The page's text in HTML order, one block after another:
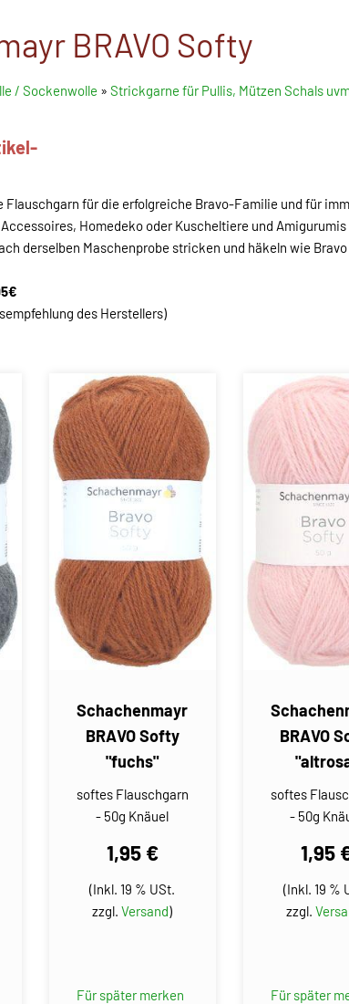
BRAVO Softy
/ Sockenwolle » Strickgarne für Pullis, Mützen Schals
Flauschgarn für die erfolgreiche Bravo-Familie und für
Homedeko oder Kuscheltiere und
derselben Maschenprobe stricken und häkeln wie
des Herstellers)
Schachenmayr
BRAVO Softy
"fuchs"
softes Flauschgarn
- 50g Knäuel
1,95 €
(Inkl. 19 % USt.
zzgl.Versand)
Für später merken
BRAVO
softes
- 50g
1,95
(Inkl. 19 %
zzgl.
Für später